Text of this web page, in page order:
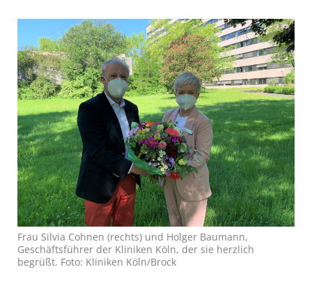
Frau Silvia Cohnen (rechts) und Holger Baumann,
Geschäftsführer der Kliniken Köln, der sie herzlich
begrüßt. Foto: Kliniken Köln/Brock